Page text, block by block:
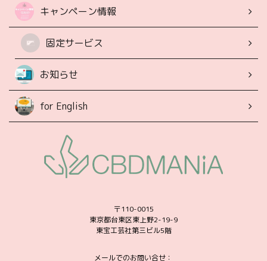
キャンペーン情報
固定サービス
お知らせ
for English
〒110-0015
東京都台東区東上野2-19-9
東宝工芸社第三ビル5階
メールでのお問い合せ：